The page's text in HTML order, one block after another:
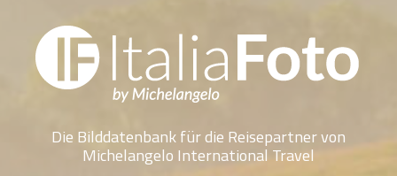
Die Bilddatenbank für die Reisepartner von
Michelangelo International Travel